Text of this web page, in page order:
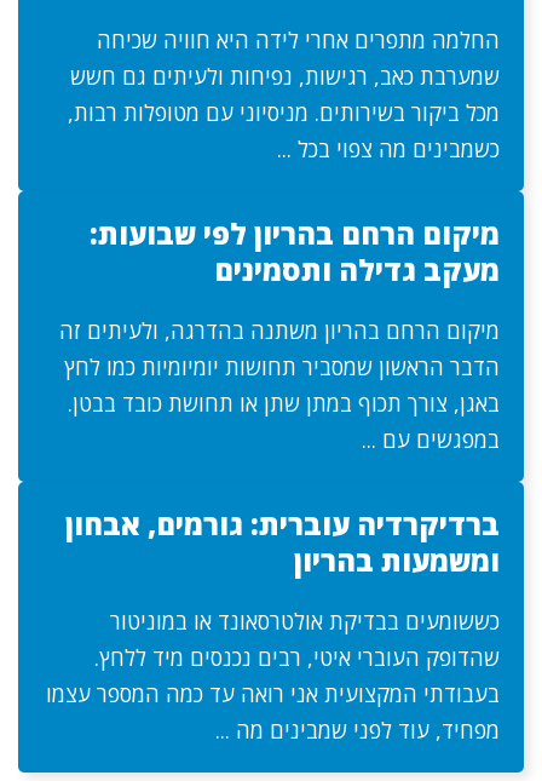
החלמה מתפרים אחרי לידה היא חוויה שכיחה
שמערבת כאב, רגישות, נפיחות ולעיתים גם חשש
מכל ביקור בשירותים. מניסיוני עם מטופלות רבות,
כשמבינים מה צפוי בכל ...
מיקום הרחם בהריון לפי שבועות:
מעקב גדילה ותסמינים
מיקום הרחם בהריון משתנה בהדרגה, ולעיתים זה
הדבר הראשון שמסביר תחושות יומיומיות כמו לחץ
באגן, צורך תכוף במתן שתן או תחושת כובד בבטן.
במפגשים עם ...
ברדיקרדיה עוברית: גורמים, אבחון
ומשמעות בהריון
כששומעים בבדיקת אולטרסאונד או במוניטור
שהדופק העוברי איטי, רבים נכנסים מיד ללחץ.
בעבודתי המקצועית אני רואה עד כמה המספר עצמו
מפחיד, עוד לפני שמבינים מה ...